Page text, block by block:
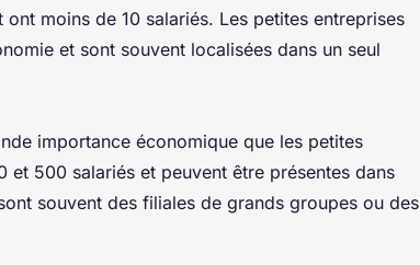
moins de 10 salariés. Les petites entreprises
et sont souvent localisées dans un seul
importance économique que les petites
et 500 salariés et peuvent être présentes dans
souvent des filiales de grands groupes ou des